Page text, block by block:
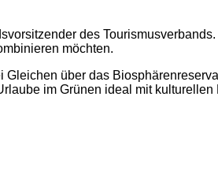
des
möchten.
über das
im Grünen ideal mit